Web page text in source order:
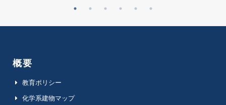
概要
教育ポリシー
化学系建物マップ